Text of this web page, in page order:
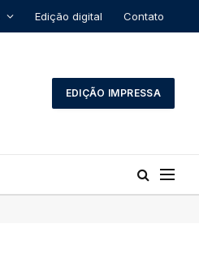
Edição digital Contato
EDIÇÃO IMPRESSA